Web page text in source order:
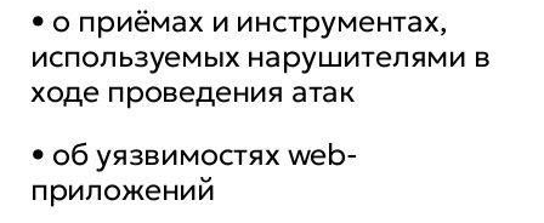
• о приёмах и инструментах,
используемых нарушителями в
ходе проведения атак
• об уязвимостях web-
приложений